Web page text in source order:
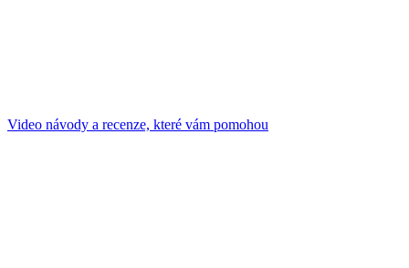
Video návody a recenze, které vám pomohou